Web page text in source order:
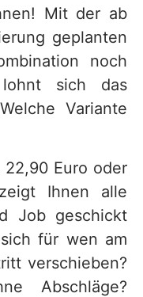
Mit der ab
geplanten
noch
sich das
Variante
22,90 Euro oder
Ihnen alle
Job geschickt
für wen am
verschieben?
Abschläge?